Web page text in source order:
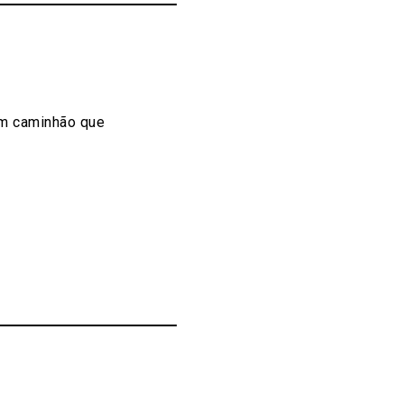
caminhão que